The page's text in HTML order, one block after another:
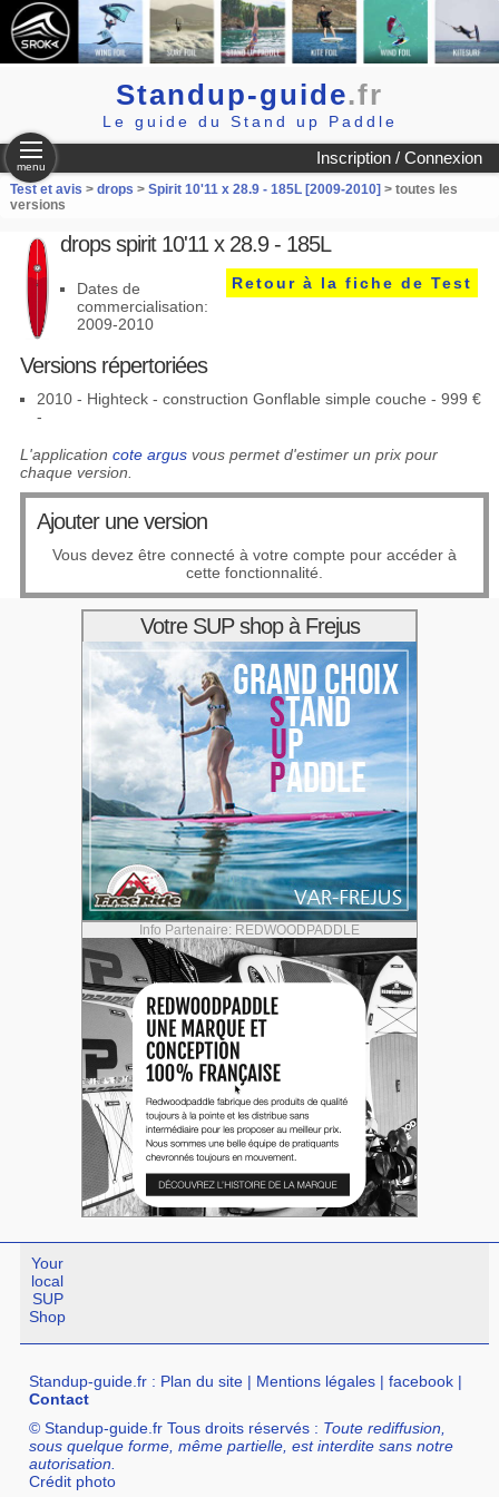
Standup-guide.fr
Le guide du Stand up Paddle
Inscription / Connexion
menu
Test et avis > drops > Spirit 10'11 x 28.9 - 185L [2009-2010] > toutes les
versions
drops spirit 10'11 x 28.9 - 185L
Retour à la fiche de Test
Dates de
commercialisation:
2009-2010
Versions répertoriées
2010 - Highteck - construction Gonflable simple couche - 999 €
-
L'application cote argusvous permet d'estimer un prix pour
chaque version.
Ajouter une version
Vous devez être connecté à votre compte pour accéder à
cette fonctionnalité.
Votre SUP shop à Frejus
Info Partenaire: REDWOODPADDLE
Your
local
SUP
Shop
Standup-guide.fr : Plan du site | Mentions légales |facebook |
Contact
© Standup-guide.fr Tous droits réservés : Toute rediffusion,
sous quelque forme, même partielle, est interdite sans notre
autorisation.
Crédit photo